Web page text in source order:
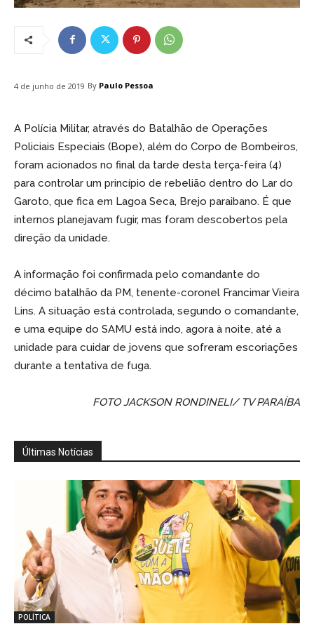
4 de junho de 2019 By Paulo Pessoa
A Polícia Militar, através do Batalhão de Operações
Policiais Especiais (Bope), além do Corpo de Bombeiros,
foram acionados no final da tarde desta terça-feira (4)
para controlar um princípio de rebelião dentro do Lar do
Garoto, que fica em Lagoa Seca, Brejo paraibano. É que
internos planejavam fugir, mas foram descobertos pela
direção da unidade.
A informação foi confirmada pelo comandante do
décimo batalhão da PM, tenente-coronel Francimar Vieira
Lins. A situação está controlada, segundo o comandante,
e uma equipe do SAMU está indo, agora à noite, até a
unidade para cuidar de jovens que sofreram escoriações
durante a tentativa de fuga.
FOTO JACKSON RONDINELI/ TV PARAÍBA
Últimas Notícias
POLÍTICA